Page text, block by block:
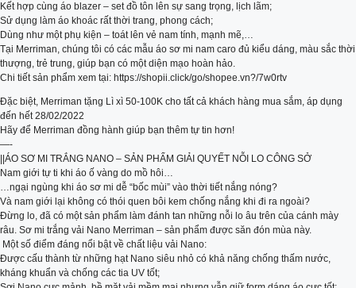
Kết hợp cùng áo blazer – set đồ tôn lên sự sang trọng, lịch lãm;
Sử dụng làm áo khoác rất thời trang, phong cách;
Dùng như một phụ kiện – toát lên vẻ nam tính, mạnh mẽ,…
Tại Merriman, chúng tôi có các mẫu áo sơ mi nam caro đủ kiểu dáng, màu sắc thời
thượng, trẻ trung, giúp bạn có một diện mạo hoàn hảo.
Chi tiết sản phẩm xem tại: https://shopii.click/go/shopee.vn?/7w0rtv
Đặc biệt, Merriman tặng Lì xì 50-100K cho tất cả khách hàng mua sắm, áp dụng
đến hết 28/02/2022
Hãy để Merriman đồng hành giúp bạn thêm tự tin hơn!
—-
||ÁO SƠ MI TRẮNG NANO – SẢN PHẨM GIẢI QUYẾT NỖI LO CÔNG SỞ
Nam giới tự ti khi áo ố vàng do mồ hôi…
…ngại ngùng khi áo sơ mi dễ “bốc mùi” vào thời tiết nắng nóng?
Và nam giới lại không có thói quen bôi kem chống nắng khi đi ra ngoài?
Đừng lo, đã có một sản phẩm làm đánh tan những nỗi lo âu trên của cánh mày
râu. Sơ mi trắng vải Nano Merriman – sản phẩm được săn đón mùa này.
️ Một số điểm đáng nổi bật về chất liệu vải Nano:
Được cấu thành từ những hạt Nano siêu nhỏ có khả năng chống thấm nước,
kháng khuẩn và chống các tia UV tốt;